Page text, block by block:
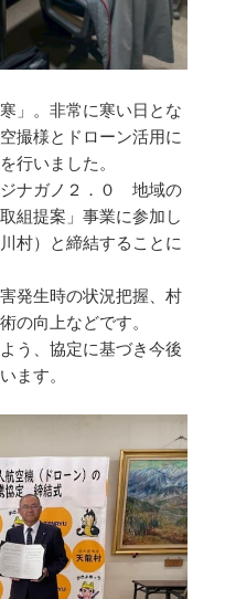
」。非常に寒い日とな
撮様とドローン活用に
行いました。
ナガノ２．０ 地域の
組提案」事業に参加し
村）と締結することに
発生時の状況把握、村
の向上などです。
う、協定に基づき今後
ます。